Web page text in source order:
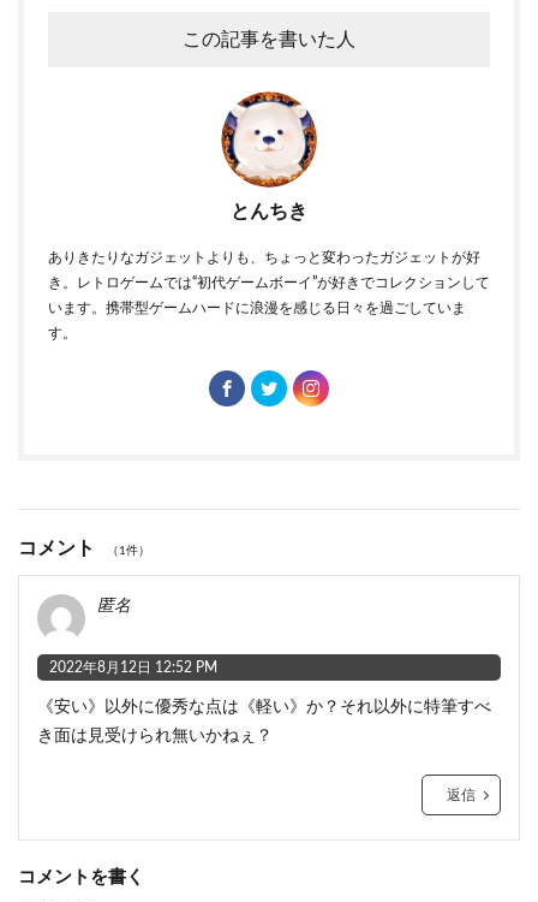
この記事を書いた人
とんちき
ありきたりなガジェットよりも、ちょっと変わったガジェットが好
き。レトロゲームでは“初代ゲームボーイ”が好きでコレクションして
います。携帯型ゲームハードに浪漫を感じる日々を過ごしていま
す。
コメント （1件）
匿名
2022年8月12日 12:52 PM
《安い》以外に優秀な点は《軽い》か？それ以外に特筆すべ
き面は見受けられ無いかねぇ？
返信
コメントを書く